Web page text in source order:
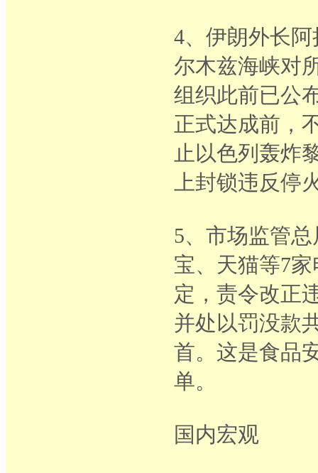
4、伊朗外长
尔木兹海峡对
组织此前已公
正式达成前，
止以色列轰炸
上封锁违反停
5、市场监管
宝、天猫等7
定，责令改正
并处以罚没款
首。这是食品
单。
国内宏观